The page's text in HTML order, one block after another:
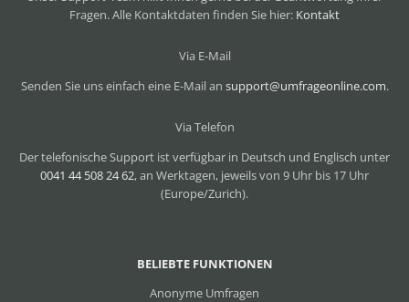
BELIEBTE FUNKTIONEN
Anonyme Umfragen
Fragen. Alle Kontaktdaten finden Sie hier: Kontakt
Via E-Mail
Senden Sie uns einfach eine E-Mail an support@umfrageonline.com.
Via Telefon
Der telefonische Support ist verfügbar in Deutsch und Englisch unter
0041 44 508 24 62, an Werktagen, jeweils von 9 Uhr bis 17 Uhr
(Europe/Zurich).